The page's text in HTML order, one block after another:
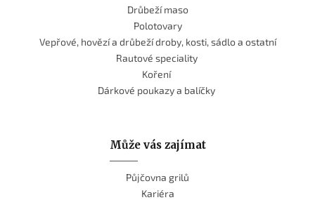
Drůbeží maso
Polotovary
Vepřové, hovězí a drůbeží droby, kosti, sádlo a ostatní
Rautové speciality
Koření
Dárkové poukazy a balíčky
Může vás zajímat
Půjčovna grilů
Kariéra